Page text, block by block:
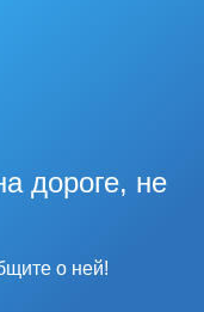
дороге, не
о ней!